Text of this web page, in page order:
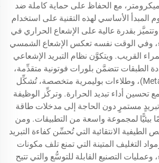
نطاق الطول الموجي ٨–١٣ ميكرومتر، مع الحفاظ على حماية كاملة ضد
المبدأ الأساسي لهذه التقنية على استخدام
بقدرة عالية على الإشعاع الحراري في
وفي الوقت نفسه تعكس الإشعاع الشمسي
القريب. ويتكوَّن نظام التبريد الإشعاعي
الطبقات تتضمَّن بلورات فوتونية متقدِّمة،
ومواد ميتامادية (Metamaterials)، وطلاءات بوليمرية متخصصة، تُشكِّل
تحسين أداء تبديد الحرارة. وتركِّز الوظيفة
مستمرٍ دون الحاجة إلى مدخلات طاقة
بيئيًّا لمجموعة واسعة من التطبيقات. ومن
الطيفية الانتقائية التي تُحسِّن كفاءة التبريد
التغليف المتينة التي تمنع تلف مكونات
التصنيع القابلة للتوسُّع والتي تتيح